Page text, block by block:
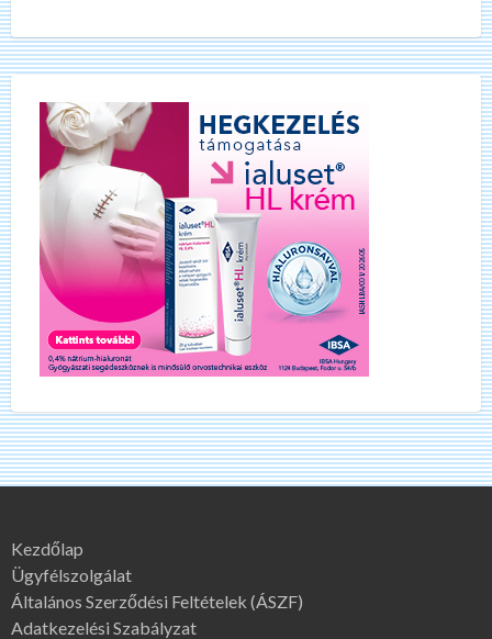
Kezdőlap
Ügyfélszolgálat
Általános Szerződési Feltételek (ÁSZF)
Adatkezelési Szabályzat